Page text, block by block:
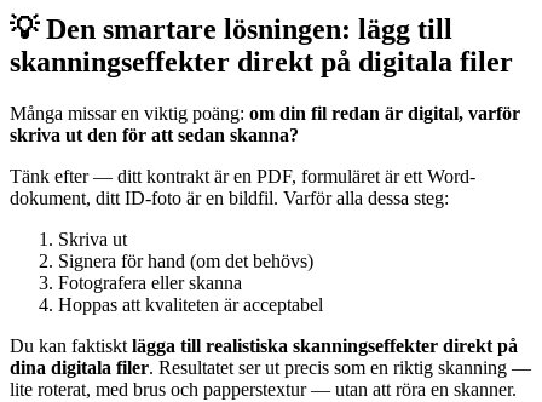
💡 Den smartare lösningen: lägg till
skanningseffekter direkt på digitala filer
Många missar en viktig poäng: om din fil redan är digital, varför
skriva ut den för att sedan skanna?
Tänk efter — ditt kontrakt är en PDF, formuläret är ett Word-
dokument, ditt ID-foto är en bildfil. Varför alla dessa steg:
Skriva ut
Signera för hand (om det behövs)
Fotografera eller skanna
Hoppas att kvaliteten är acceptabel
Du kan faktiskt lägga till realistiska skanningseffekter direkt på
dina digitala filer. Resultatet ser ut precis som en riktig skanning —
lite roterat, med brus och papperstextur — utan att röra en skanner.